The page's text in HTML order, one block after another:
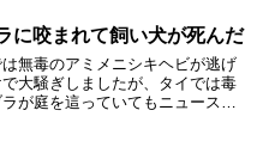
に咬まれて飼い犬が死んだ
は無毒のアミメニシキヘビが逃げ
大騒ぎしましたが、タイでは毒
が庭を這っていてもニュースに